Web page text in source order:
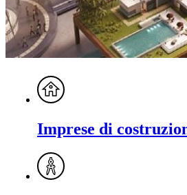
Imprese di